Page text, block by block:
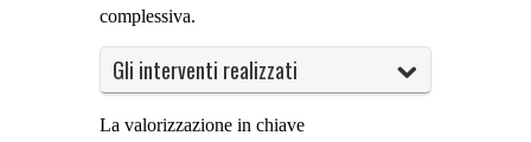
complessiva.
Gli interventi realizzati
La valorizzazione in chiave